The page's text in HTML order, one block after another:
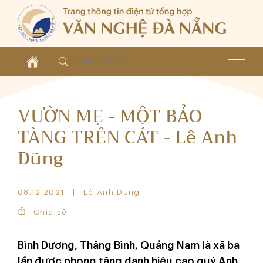
VƯỜN MẸ - MỘT BẢO
TÀNG TRÊN CÁT - Lê Anh
Dũng
08.12.2021 Lê Anh Dũng
Chia sẻ
Bình Dương, Thăng Bình, Quảng Nam là xã ba